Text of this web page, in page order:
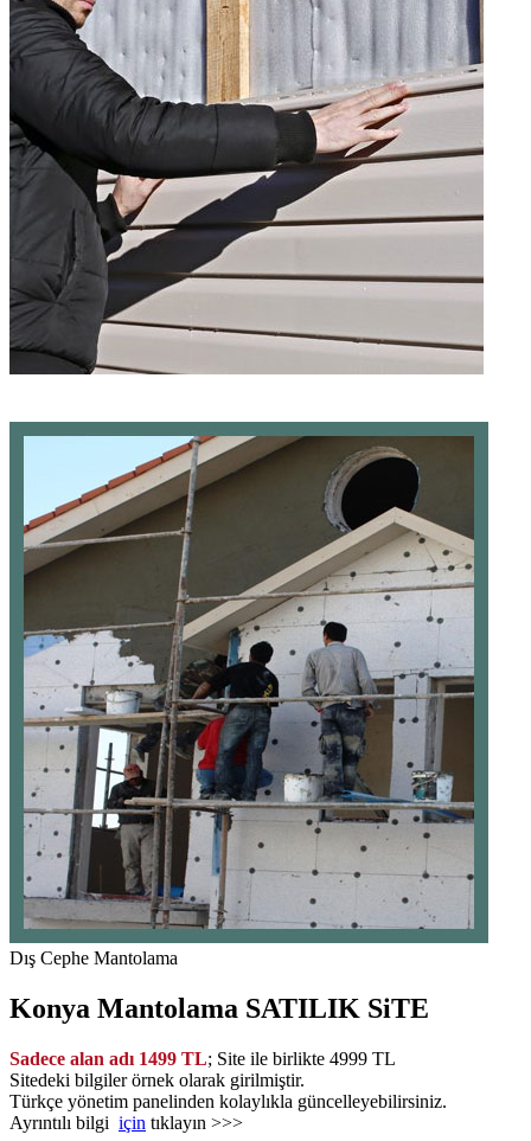
Dış Cephe Mantolama
Konya Mantolama SATILIK SiTE
Sadece alan adı 1499 TL; Site ile birlikte 4999 TL
Sitedeki bilgiler örnek olarak girilmiştir.
Türkçe yönetim panelinden kolaylıkla güncelleyebilirsiniz.
Ayrıntılı bilgi için tıklayın >>>